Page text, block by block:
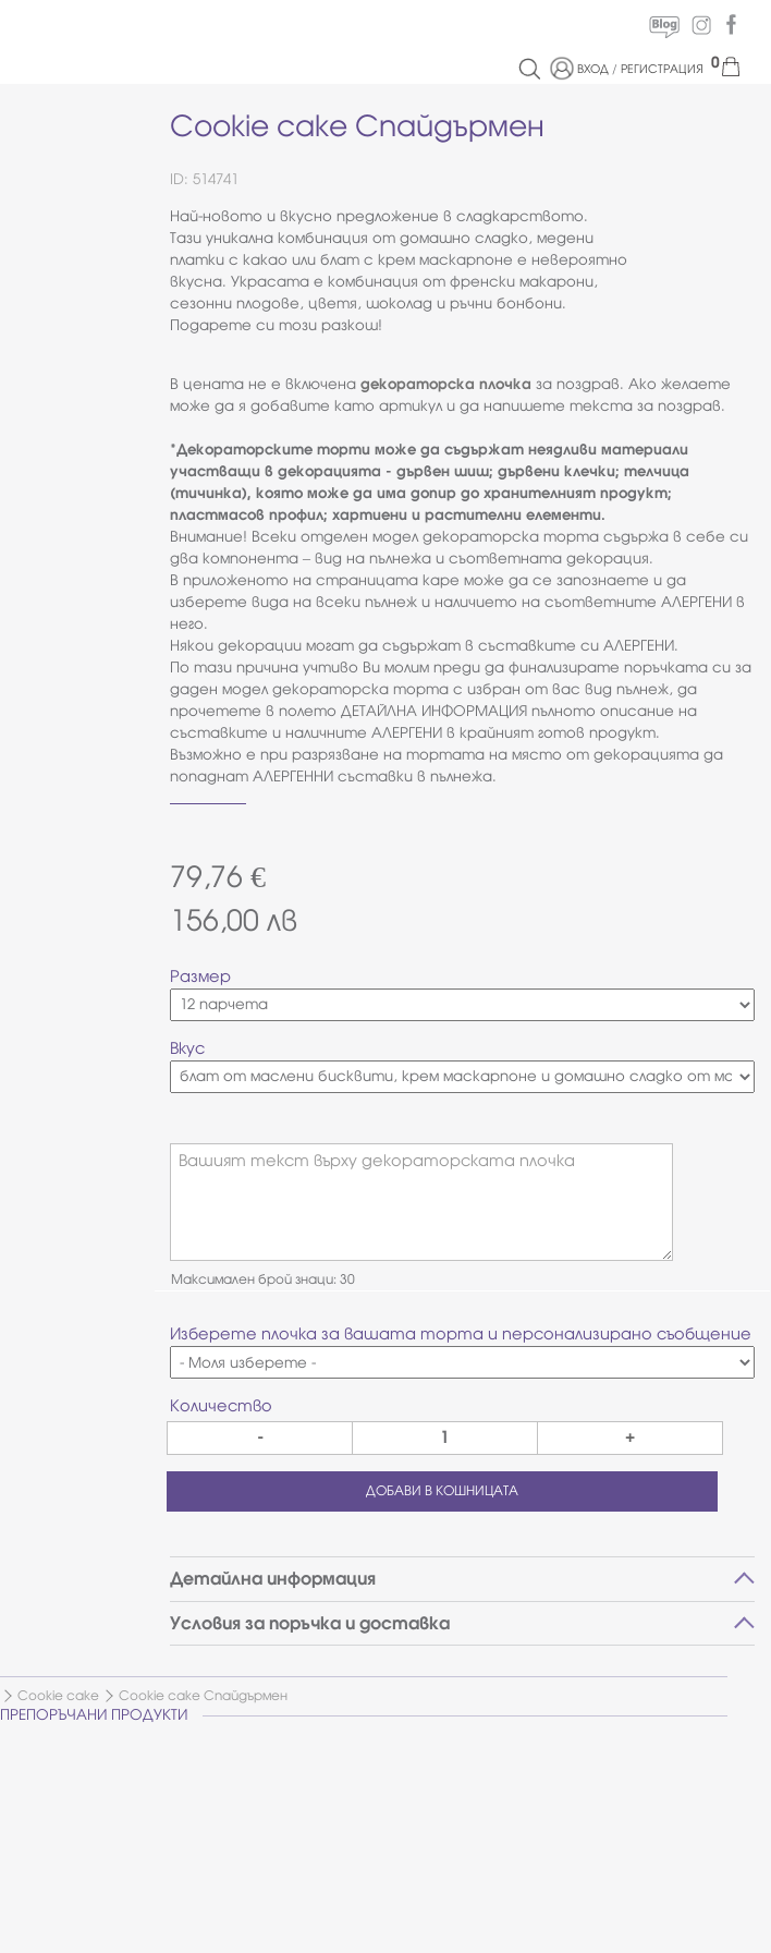
ВХОД /РЕГИСТРАЦИЯ 0
Cookie cake Спайдърмен
ID: 514741
Най-новото и вкусно предложение в сладкарството.
Тази уникална комбинация от домашно сладко, медени
платки с какао или блат с крем маскарпоне е невероятно
вкусна. Украсата е комбинация от френски макарони,
сезонни плодове, цветя, шоколад и ръчни бонбони.
Подарете си този разкош!
В цената не е включена декораторска плочка за поздрав. Ако желаете
може да я добавите като артикул и да напишете текста за поздрав.
*Декораторските торти може да съдържат неядливи материали
участващи в декорацията - дървен шиш; дървени клечки; телчица
(тичинка), която може да има допир до хранителният продукт;
пластмасов профил; хартиени и растителни елементи.
Внимание! Всеки отделен модел декораторска торта съдържа в себе си
два компонента – вид на пълнежа и съответната декорация.
В приложеното на страницата каре може да се запознаете и да
изберете вида на всеки пълнеж и наличието на съответните АЛЕРГЕНИ в
него.
Някои декорации могат да съдържат в съставките си АЛЕРГЕНИ.
По тази причина учтиво Ви молим преди да финализирате поръчката си за
даден модел декораторска торта с избран от вас вид пълнеж, да
прочетете в полето ДЕТАЙЛНА ИНФОРМАЦИЯ пълното описание на
съставките и наличните АЛЕРГЕНИ в крайният готов продукт.
Възможно е при разрязване на тортата на място от декорацията да
попаднат АЛЕРГЕННИ съставки в пълнежа.
79,76 €
156,00 лв
Размер
Вкус
Вашият текст върху декораторската плочка
Максимален брой знаци: 30
Изберете плочка за вашата торта и персонализирано съобщение
Количество
- +
ДОБАВИ В КОШНИЦАТА
Детайлна информация
Условия за поръчка и доставка
Cookie cake Cookie cake Спайдърмен
ПРЕПОРЪЧАНИ ПРОДУКТИ